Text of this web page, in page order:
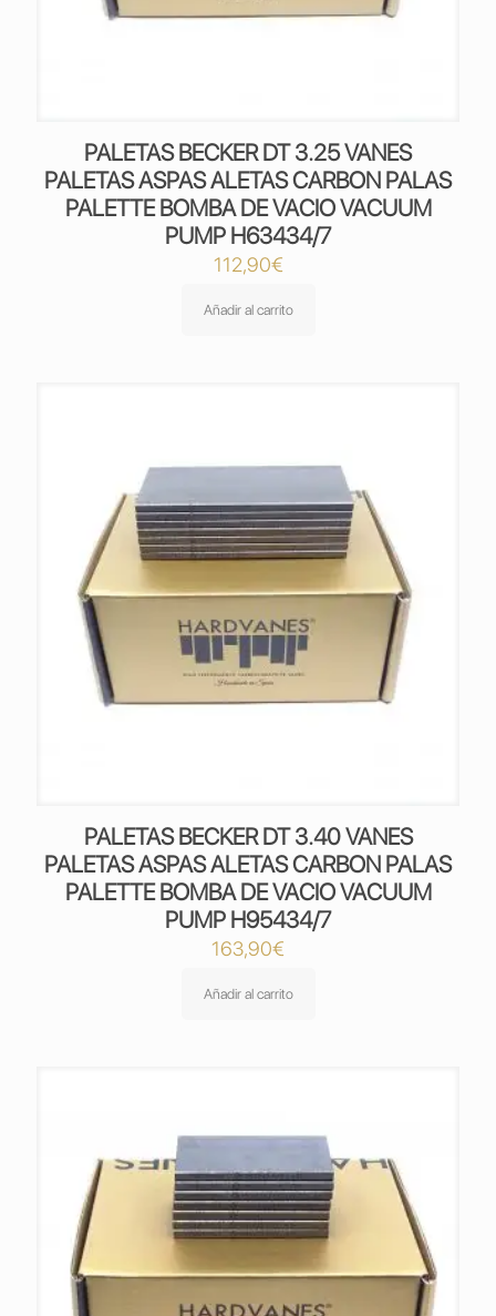
PALETAS BECKER DT 3.25 VANES
PALETAS ASPAS ALETAS CARBON PALAS
PALETTE BOMBA DE VACIO VACUUM
PUMP H63434/7
112,90€
Añadir al carrito
PALETAS BECKER DT 3.40 VANES
PALETAS ASPAS ALETAS CARBON PALAS
PALETTE BOMBA DE VACIO VACUUM
PUMP H95434/7
163,90€
Añadir al carrito